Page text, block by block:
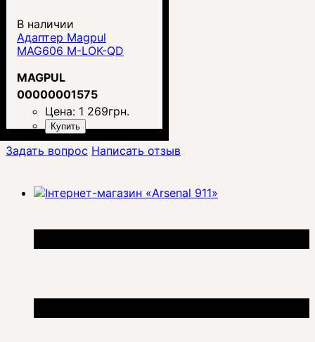
В наличии
Адаптер Magpul
MAG606 M-LOK-QD
MAGPUL
00000001575
Цена: 1 269грн.
Купить
Задать вопрос Написать отзыв